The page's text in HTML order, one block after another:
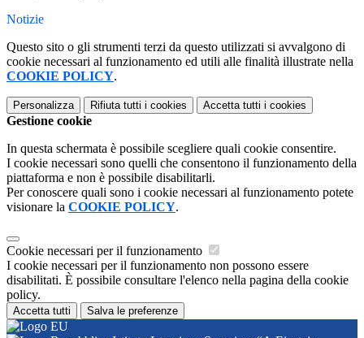
Notizie
Questo sito o gli strumenti terzi da questo utilizzati si avvalgono di
cookie necessari al funzionamento ed utili alle finalità illustrate nella
COOKIE POLICY.
Personalizza Rifiuta tutti i cookies Accetta tutti i cookies
Gestione cookie
In questa schermata è possibile scegliere quali cookie consentire.
I cookie necessari sono quelli che consentono il funzionamento della
piattaforma e non è possibile disabilitarli.
Per conoscere quali sono i cookie necessari al funzionamento potete
visionare la COOKIE POLICY.
Cookie necessari per il funzionamento
I cookie necessari per il funzionamento non possono essere
disabilitati. È possibile consultare l'elenco nella pagina della cookie
policy.
Accetta tutti Salva le preferenze